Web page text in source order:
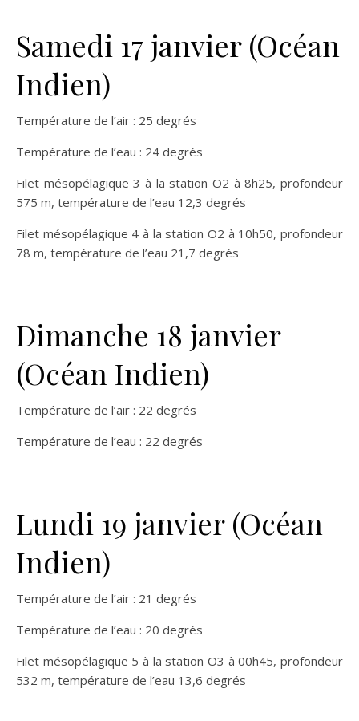
Samedi 17 janvier (Océan
Indien)
Température de l’air : 25 degrés
Température de l’eau : 24 degrés
Filet mésopélagique 3 à la station O2 à 8h25, profondeur
575 m, température de l’eau 12,3 degrés
Filet mésopélagique 4 à la station O2 à 10h50, profondeur
78 m, température de l’eau 21,7 degrés
Dimanche 18 janvier
(Océan Indien)
Température de l’air : 22 degrés
Température de l’eau : 22 degrés
Lundi 19 janvier (Océan
Indien)
Température de l’air : 21 degrés
Température de l’eau : 20 degrés
Filet mésopélagique 5 à la station O3 à 00h45, profondeur
532 m, température de l’eau 13,6 degrés